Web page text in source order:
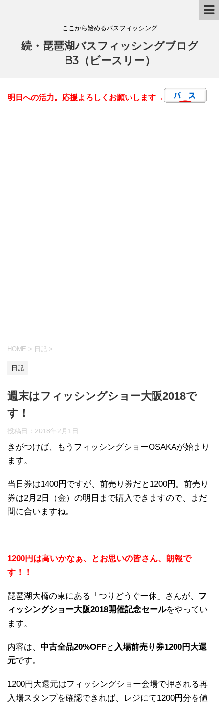
ここから始めるバスフィッシング
続・琵琶湖バスフィッシングブログ
B3（ビースリー）
明日への活力。応援よろしくお願いします→
HOME > 日記 >
日記
週末はフィッシングショー大阪2018で
す！
投稿日： 2018年2月1日
きがつけば、もうフィッシングショーOSAKAが始まり
ます。
当日券は1400円ですが、前売り券だと1200円。前売り
券は2月2日（金）の明日まで購入できますので、まだ
間に合いますね。
1200円は高いかなぁ、とお思いの皆さん、朗報で
す！！
琵琶湖大橋の東にある「つりどうぐ一休」さんが、 フ
ィッシングショー大阪2018開催記念セールをやってい
ます。
内容は、 中古全品20%OFFと 入場前売り券1200円大還
元です。
1200円大還元はフィッシングショー会場で押される再
入場スタンプを確認できれば、レジにて1200円分を値